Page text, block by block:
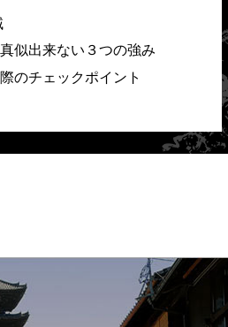
似出来ない３つの強み
のチェックポイント